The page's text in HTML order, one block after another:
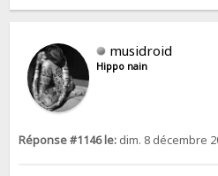
musidroid
Hippo nain
Réponse #1146 le: dim. 8 décembre